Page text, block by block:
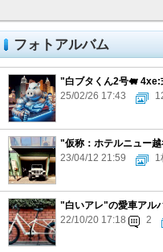
フォトアルバム
"白ブタくん2号🐖
25/02/26 17:43
"仮称：ホテルニュー
23/04/12 21:59
1
"白いアレ"の愛車アル
22/10/20 17:18
2